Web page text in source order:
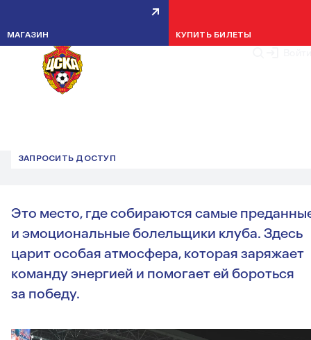
МАГАЗИН КУПИТЬ БИЛЕТЫ
ТРИБУНА А
ТРИБУНА «А» НА «ВЭБ АРЕНЕ» — СЕРДЦЕ ПОДДЕРЖКИ
ЗАПРОСИТЬ ДОСТУП
Это место, где собираются самые
и эмоциональные болельщики клуба. Здесь
царит особая атмосфера, которая заряжает
команду энергией и помогает ей бороться
за победу.